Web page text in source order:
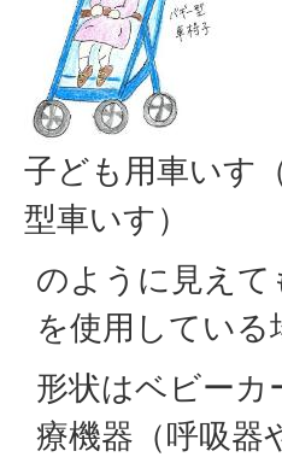
子ども用車いす
型車いす）
のように見え
を使用している
形状はベビー
療機器（呼吸器